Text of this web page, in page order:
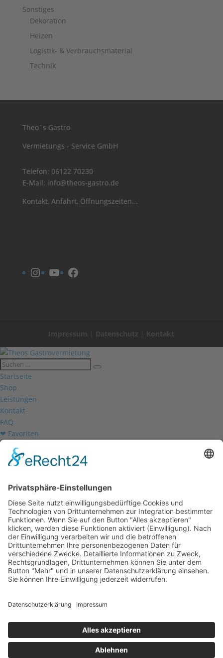
Sonstiges
Dekoration
Heizen
Logistik- & Verbrauchsmaterial
Technik
Theo´s Gastro
Vermietungs - Service GmbH
Telefon: 06122 70230
E-Mail: info@theos-gastro.de
Kontakt, Anfahrt, Öffnungszeiten...
Instagram
YouTubeFacebook
Impressum Datenschutz Kontakt
Startseite
Shop
Leistungen
Kontakt
FAQ
❤ Favoriten
Mein Konto
Betriebsferien
Wir befinden uns vom
19.12.2025 bis einschließlich 07.01.2026
in unseren Betriebsferien.
In dieser Zeit werden Anfragen
weiterhin bearbeitet, allerdings
kann es zu Verzögerungen bei der